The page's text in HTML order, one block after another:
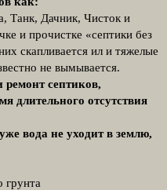
Танк, Дачник, Чисток и
и прочистке «септики без
скапливается ил и тяжелые
не вымывается.
септиков,
длительного отсутствия
вода не уходит в землю,
грунта